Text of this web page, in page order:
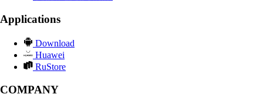
Applications
Download
Huawei
RuStore
COMPANY